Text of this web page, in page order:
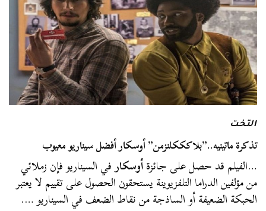
التخت
تذكرة ماتينيه..”بلاكككلنزمن” أوسكار أفضل سيناريو معيوب
…الفيلم قد حصل على جائزةأوسكارفي السيناريو فإن زملائي
من مؤلفين الدراما التلفزيوينة يستحقون الحصول على تقييم لا يعتبر
الحبكة الضعيفة أو الساذجة من نقاط الضعف في السيناريو ….